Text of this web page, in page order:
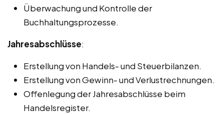
Überwachung und Kontrolle der
Buchhaltungsprozesse.
Jahresabschlüsse:
Erstellung von Handels- und Steuerbilanzen.
Erstellung von Gewinn- und Verlustrechnungen.
Offenlegung der Jahresabschlüsse beim
Handelsregister.